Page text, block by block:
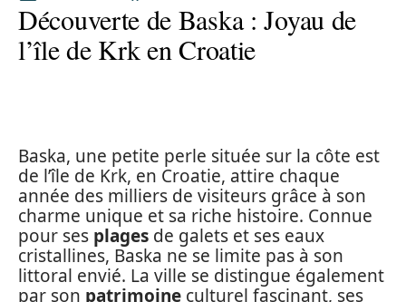
Découverte de Baska : Joyau de
l’île de Krk en Croatie
Baska, une petite perle située sur la côte est
de l’île de Krk, en Croatie, attire chaque
année des milliers de visiteurs grâce à son
charme unique et sa riche histoire. Connue
pour ses plages de galets et ses eaux
cristallines, Baska ne se limite pas à son
littoral envié. La ville se distingue également
par son patrimoine culturel fascinant, ses